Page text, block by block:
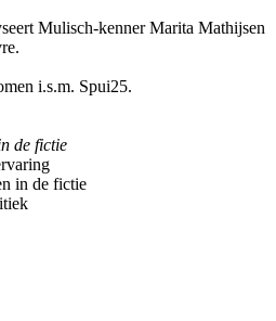
Mulisch-kenner Marita Mathijsen
i.s.m. Spui25.
de fictie
in de fictie